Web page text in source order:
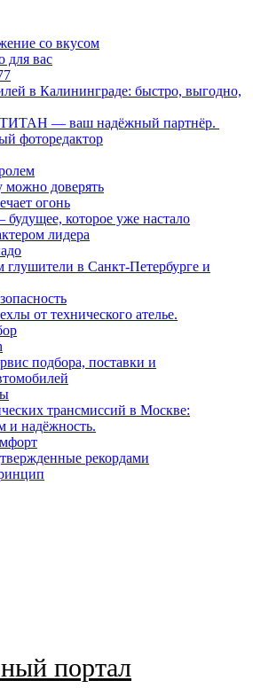
со вкусом
для вас
в Калининграде: быстро, выгодно,
ТИТАН — ваш надёжный партнёр.
фоторедактор
доверять
огонь
которое уже настало
лидера
в Санкт-Петербурге и
от технического ателье.
подбора, поставки и
трансмиссий в Москве:
и надёжность.
рекордами
портал